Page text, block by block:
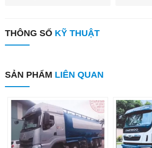
THÔNG SỐ KỸ THUẬT
SẢN PHẨM LIÊN QUAN